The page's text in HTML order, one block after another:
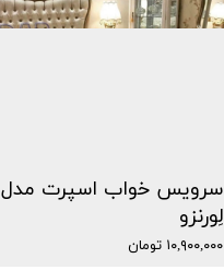
سرویس خواب اسپرت مدل
لِورنزو
۱۰,۹۰۰,۰۰۰ تومان